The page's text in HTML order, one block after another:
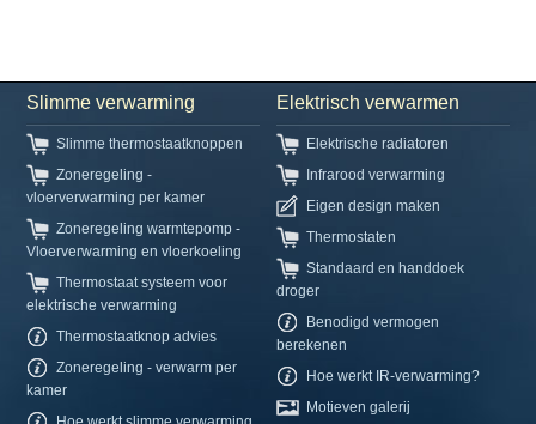
Slimme verwarming
Slimme thermostaatknoppen
Zoneregeling -
vloerverwarming per kamer
Zoneregeling warmtepomp -
Vloerverwarming en vloerkoeling
Thermostaat systeem voor
elektrische verwarming
Thermostaatknop advies
Zoneregeling - verwarm per
kamer
Elektrisch verwarmen
Elektrische radiatoren
Infrarood verwarming
Eigen design maken
Thermostaten
Standaard en handdoek
droger
Benodigd vermogen
berekenen
Hoe werkt IR-verwarming?
Motieven galerij